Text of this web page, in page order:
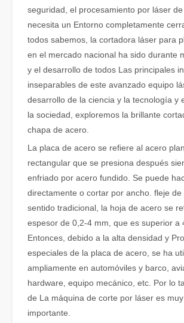
El corte de metal por láser es un método
seguridad, el procesamiento por láser
necesita un Entorno completamente
todos sabemos, la cortadora láser para
en el mercado nacional ha sido durante
y el desarrollo de todos Las principales
inseparables de este avanzado equipo
desarrollo de la ciencia y la tecnología y
la sociedad, exploremos la brillante
chapa de acero.
La placa de acero se refiere al acero
rectangular que se presiona después
enfriado por acero fundido. Se puede
directamente o cortar por ancho. fleje de
sentido tradicional, la hoja de acero se
espesor de 0,2-4 mm, que es superior a
Entonces, debido a la alta densidad y
especiales de la placa de acero, se ha
ampliamente en automóviles y barco,
hardware, equipo mecánico, etc. Por lo
de La máquina de corte por láser es
importante.